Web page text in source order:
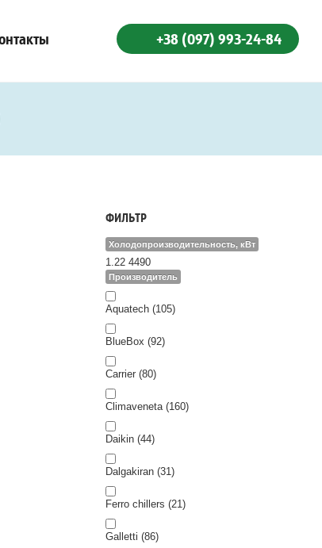
+38 (097) 993-24-84
ФИЛЬТР
Холодопроизводительность, кВт
1.22 4490
Производитель
Aquatech (105)
BlueBox (92)
Carrier (80)
Climaveneta (160)
Daikin (44)
Dalgakiran (31)
Ferro chillers (21)
Galletti (86)